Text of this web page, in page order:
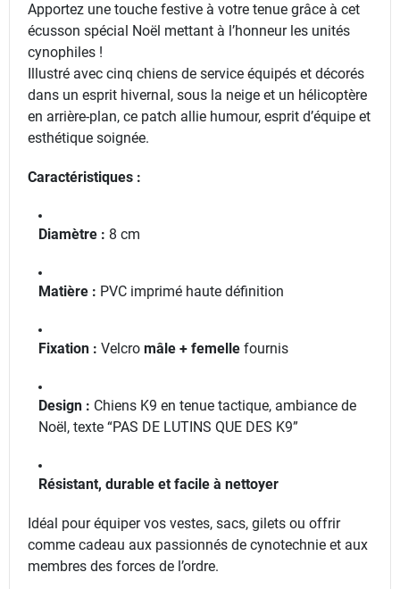
Apportez une touche festive à votre tenue grâce à cet
écusson spécial Noël mettant à l’honneur les unités
cynophiles !
Illustré avec cinq chiens de service équipés et décorés
dans un esprit hivernal, sous la neige et un hélicoptère
en arrière-plan, ce patch allie humour, esprit d’équipe et
esthétique soignée.
Caractéristiques :
Diamètre : 8 cm
Matière : PVC imprimé haute définition
Fixation : Velcro mâle + femelle fournis
Design : Chiens K9 en tenue tactique, ambiance de
Noël, texte “PAS DE LUTINS QUE DES K9”
Résistant, durable et facile à nettoyer
Idéal pour équiper vos vestes, sacs, gilets ou offrir
comme cadeau aux passionnés de cynotechnie et aux
membres des forces de l’ordre.